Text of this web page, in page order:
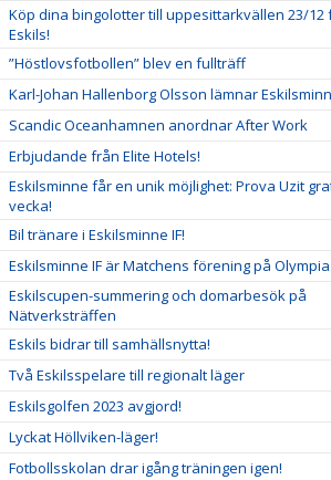
Köp dina bingolotter till uppesittarkvällen 23/12
Eskils!
”Höstlovsfotbollen” blev en fullträff
Karl-Johan Hallenborg Olsson lämnar
Scandic Oceanhamnen anordnar After Work
Erbjudande från Elite Hotels!
Eskilsminne får en unik möjlighet: Prova Uzit
vecka!
Bil tränare i Eskilsminne IF!
Eskilsminne IF är Matchens förening på Olympia
Eskilscupen-summering och domarbesök på
Nätverksträffen
Eskils bidrar till samhällsnytta!
Två Eskilsspelare till regionalt läger
Eskilsgolfen 2023 avgjord!
Lyckat Höllviken-läger!
Fotbollsskolan drar igång träningen igen!